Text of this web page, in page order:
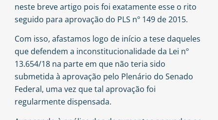
neste breve artigo pois foi exatamente esse o rito
seguido para aprovação do PLS nº 149 de 2015.
Com isso, afastamos logo de início a tese daqueles
que defendem a inconstitucionalidade da Lei nº
13.654/18 na parte em que não teria sido
submetida à aprovação pelo Plenário do Senado
Federal, uma vez que tal aprovação foi
regularmente dispensada.